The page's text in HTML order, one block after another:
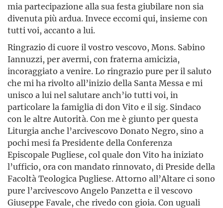
mia partecipazione alla sua festa giubilare non sia
divenuta più ardua. Invece eccomi qui, insieme con
tutti voi, accanto a lui.
Ringrazio di cuore il vostro vescovo, Mons. Sabino
Iannuzzi, per avermi, con fraterna amicizia,
incoraggiato a venire. Lo ringrazio pure per il saluto
che mi ha rivolto all’inizio della Santa Messa e mi
unisco a lui nel salutare anch’io tutti voi, in
particolare la famiglia di don Vito e il sig. Sindaco
con le altre Autorità. Con me è giunto per questa
Liturgia anche l’arcivescovo Donato Negro, sino a
pochi mesi fa Presidente della Conferenza
Episcopale Pugliese, col quale don Vito ha iniziato
l’ufficio, ora con mandato rinnovato, di Preside della
Facoltà Teologica Pugliese. Attorno all’Altare ci sono
pure l’arcivescovo Angelo Panzetta e il vescovo
Giuseppe Favale, che rivedo con gioia. Con uguali